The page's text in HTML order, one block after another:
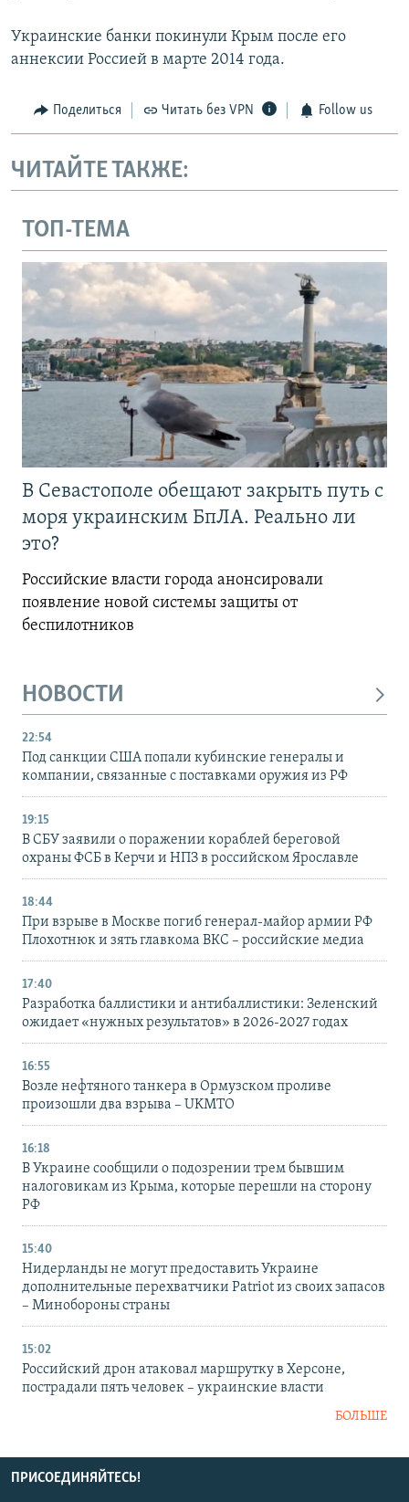
Украинские банки покинули Крым после его
аннексии Россией в марте 2014 года.
Поделиться Читать без VPN Follow us
ЧИТАЙТЕ ТАКЖЕ:
ТОП-ТЕМА
В Севастополе обещают закрыть путь с
моря украинским БпЛА. Реально ли
это?
Российские власти города анонсировали
появление новой системы защиты от
беспилотников
НОВОСТИ
22:54
Под санкции США попали кубинские генералы и
компании, связанные с поставками оружия из РФ
19:15
В СБУ заявили о поражении кораблей береговой
охраны ФСБ в Керчи и НПЗ в российском Ярославле
18:44
При взрыве в Москве погиб генерал-майор армии РФ
Плохотнюк и зять главкома ВКС – российские медиа
17:40
Разработка баллистики и антибаллистики: Зеленский
ожидает «нужных результатов» в 2026-2027 годах
16:55
Возле нефтяного танкера в Ормузском проливе
произошли два взрыва – UKMTO
16:18
В Украине сообщили о подозрении трем бывшим
налоговикам из Крыма, которые перешли на сторону
РФ
15:40
Нидерланды не могут предоставить Украине
дополнительные перехватчики Patriot из своих запасов
– Минобороны страны
15:02
Российский дрон атаковал маршрутку в Херсоне,
пострадали пять человек – украинские власти
БОЛЬШЕ
ПРИСОЕДИНЯЙТЕСЬ!